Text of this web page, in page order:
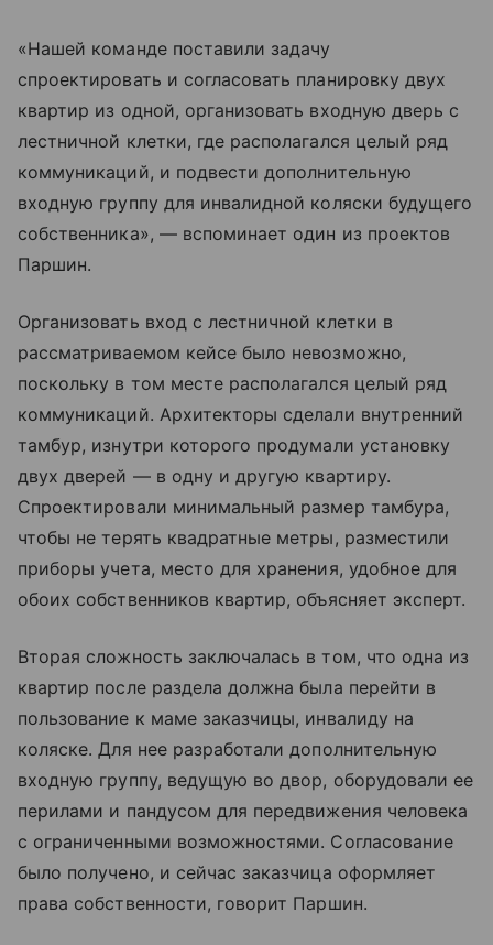
«Нашей команде поставили задачу
спроектировать и согласовать планировку двух
квартир из одной, организовать входную дверь с
лестничной клетки, где располагался целый ряд
коммуникаций, и подвести дополнительную
входную группу для инвалидной коляски будущего
собственника», — вспоминает один из проектов
Паршин.
Организовать вход с лестничной клетки в
рассматриваемом кейсе было невозможно,
поскольку в том месте располагался целый ряд
коммуникаций. Архитекторы сделали внутренний
тамбур, изнутри которого продумали установку
двух дверей — в одну и другую квартиру.
Спроектировали минимальный размер тамбура,
чтобы не терять квадратные метры, разместили
приборы учета, место для хранения, удобное для
обоих собственников квартир, объясняет эксперт.
Вторая сложность заключалась в том, что одна из
квартир после раздела должна была перейти в
пользование к маме заказчицы, инвалиду на
коляске. Для нее разработали дополнительную
входную группу, ведущую во двор, оборудовали ее
перилами и пандусом для передвижения человека
с ограниченными возможностями. Согласование
было получено, и сейчас заказчица оформляет
права собственности, говорит Паршин.